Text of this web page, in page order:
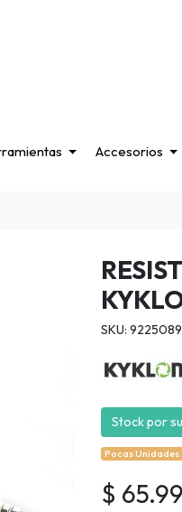
Accesorios
SKU: 9225089
Stock por
Pocas Unidades.
$